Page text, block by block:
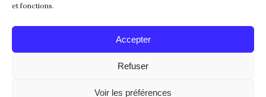
et fonctions.
Accepter
Refuser
Voir les préférences
Alternative:
© 2016-2026. All Rights Reserved. Made with